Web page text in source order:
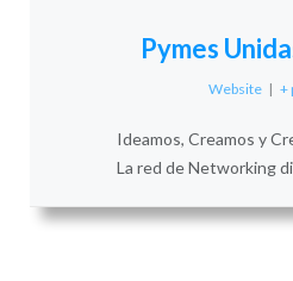
Pymes
Website | +
Ideamos, Creamos y
La red de Networking